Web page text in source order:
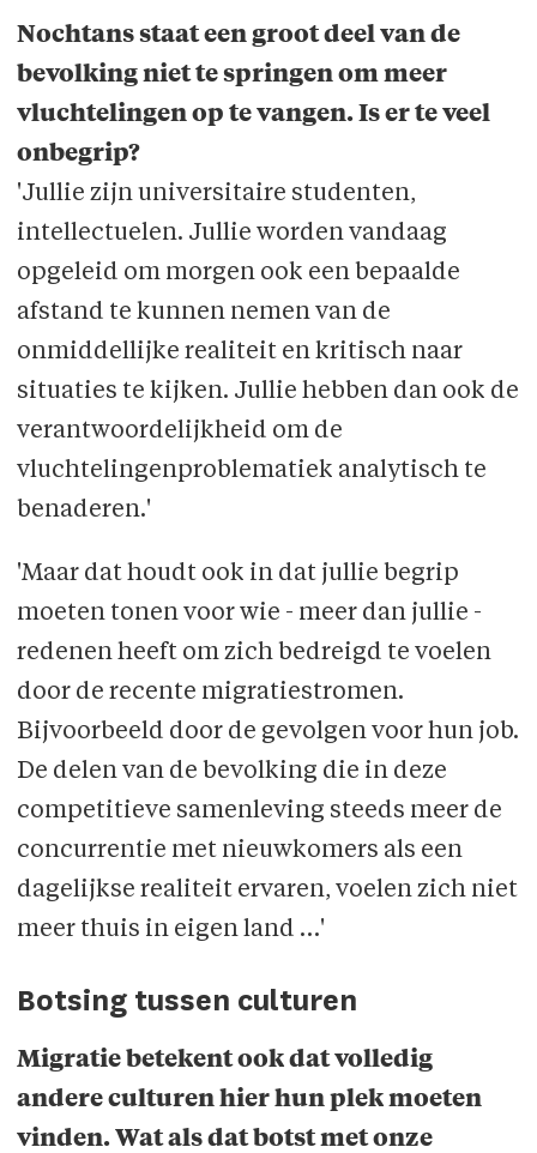
Nochtans staat een groot deel van de
bevolking niet te springen om meer
vluchtelingen op te vangen. Is er te veel
onbegrip?
'Jullie zijn universitaire studenten,
intellectuelen. Jullie worden vandaag
opgeleid om morgen ook een bepaalde
afstand te kunnen nemen van de
onmiddellijke realiteit en kritisch naar
situaties te kijken. Jullie hebben dan ook de
verantwoordelijkheid om de
vluchtelingenproblematiek analytisch te
benaderen.'
'Maar dat houdt ook in dat jullie begrip
moeten tonen voor wie - meer dan jullie -
redenen heeft om zich bedreigd te voelen
door de recente migratiestromen.
Bijvoorbeeld door de gevolgen voor hun job.
De delen van de bevolking die in deze
competitieve samenleving steeds meer de
concurrentie met nieuwkomers als een
dagelijkse realiteit ervaren, voelen zich niet
meer thuis in eigen land …'
Botsing tussen culturen
Migratie betekent ook dat volledig
andere culturen hier hun plek moeten
vinden. Wat als dat botst met onze